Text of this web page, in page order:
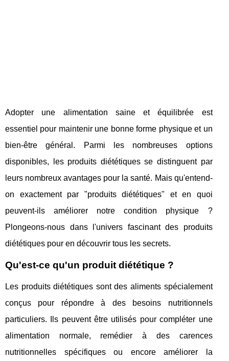
Adopter une alimentation saine et équilibrée est
essentiel pour maintenir une bonne forme physique et un
bien-être général. Parmi les nombreuses options
disponibles, les produits diététiques se distinguent par
leurs nombreux avantages pour la santé. Mais qu'entend-
on exactement par "produits diététiques" et en quoi
peuvent-ils améliorer notre condition physique ?
Plongeons-nous dans l'univers fascinant des produits
diététiques pour en découvrir tous les secrets.
Qu'est-ce qu'un produit diététique ?
Les produits diététiques sont des aliments spécialement
conçus pour répondre à des besoins nutritionnels
particuliers. Ils peuvent être utilisés pour compléter une
alimentation normale, remédier à des carences
nutritionnelles spécifiques ou encore améliorer la